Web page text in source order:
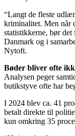
“Langt de fleste
kriminalitet. Men når
statistikkerne, bør det
Danmark og i
Nytoft.
Bøder bliver ofte
Analysen peger
butikstyve ofte har
I 2024 blev ca. 41
betalt direkte til
kun omkring 35